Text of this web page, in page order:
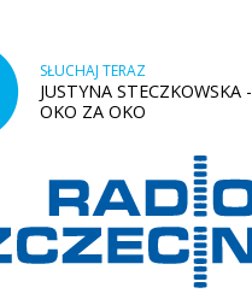
SŁUCHAJ TERAZ
JUSTYNA STECZKOWSKA -
OKO ZA OKO